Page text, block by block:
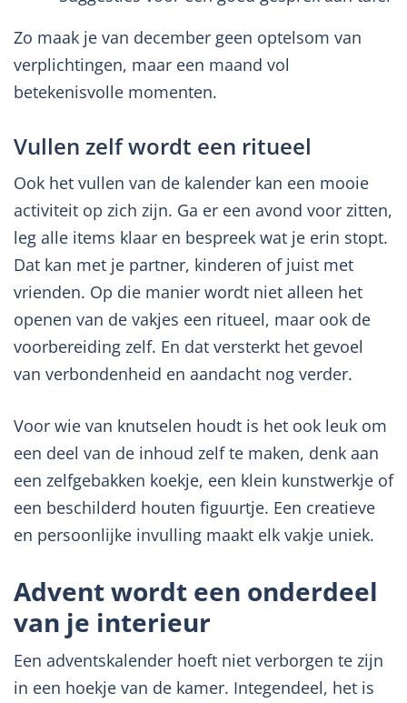
Zo maak je van december geen optelsom van
verplichtingen, maar een maand vol
betekenisvolle momenten.
Vullen zelf wordt een ritueel
Ook het vullen van de kalender kan een mooie
activiteit op zich zijn. Ga er een avond voor zitten,
leg alle items klaar en bespreek wat je erin stopt.
Dat kan met je partner, kinderen of juist met
vrienden. Op die manier wordt niet alleen het
openen van de vakjes een ritueel, maar ook de
voorbereiding zelf. En dat versterkt het gevoel
van verbondenheid en aandacht nog verder.
Voor wie van knutselen houdt is het ook leuk om
een deel van de inhoud zelf te maken, denk aan
een zelfgebakken koekje, een klein kunstwerkje of
een beschilderd houten figuurtje. Een creatieve
en persoonlijke invulling maakt elk vakje uniek.
Advent wordt een onderdeel
van je interieur
Een adventskalender hoeft niet verborgen te zijn
in een hoekje van de kamer. Integendeel, het is